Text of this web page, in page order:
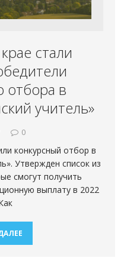
стали
отбора в
учитель»
0
конкурсный отбор в
Утвержден список из
смогут получить
выплату в 2022